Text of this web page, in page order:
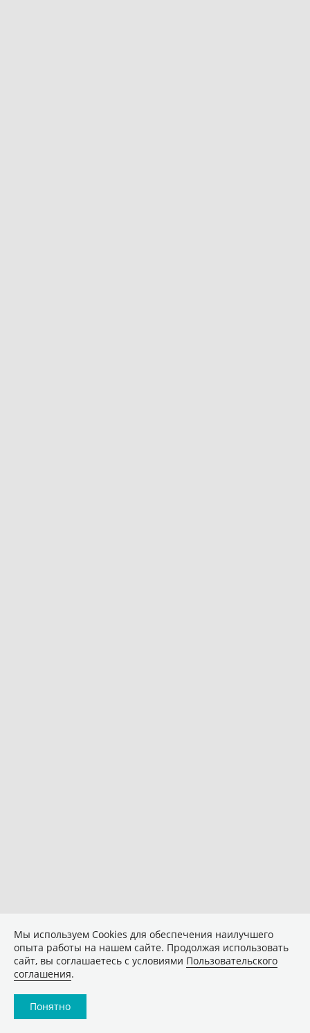
Мы используем Сookies для обеспечения наилучшего
опыта работы на нашем сайте. Продолжая использовать
сайт, вы соглашаетесь с условиями Пользовательского
соглашения.
Понятно